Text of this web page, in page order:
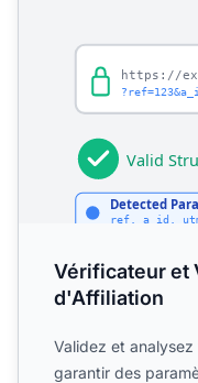
Vérificateur et
d'Affiliation
Validez et analysez
garantir des